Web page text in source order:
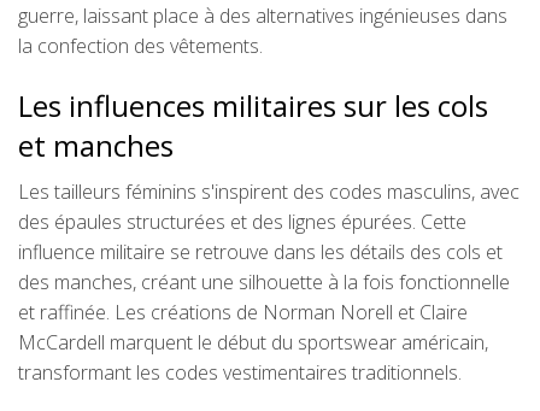
guerre, laissant place à des alternatives ingénieuses dans
la confection des vêtements.
Les influences militaires sur les cols
et manches
Les tailleurs féminins s'inspirent des codes masculins, avec
des épaules structurées et des lignes épurées. Cette
influence militaire se retrouve dans les détails des cols et
des manches, créant une silhouette à la fois fonctionnelle
et raffinée. Les créations de Norman Norell et Claire
McCardell marquent le début du sportswear américain,
transformant les codes vestimentaires traditionnels.